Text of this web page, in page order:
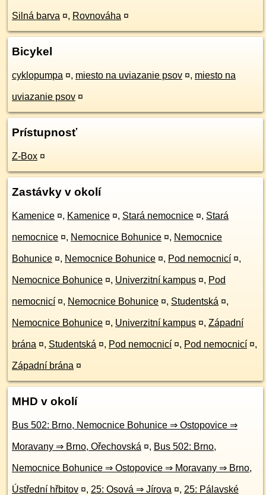
Silná barva ¤, Rovnováha ¤
Bicykel
cyklopumpa ¤, miesto na uviazanie psov ¤, miesto na
uviazanie psov ¤
Prístupnosť
Z-Box ¤
Zastávky v okolí
Kamenice ¤, Kamenice ¤, Stará nemocnice ¤, Stará
nemocnice ¤, Nemocnice Bohunice ¤, Nemocnice
Bohunice ¤, Nemocnice Bohunice ¤, Pod nemocnicí ¤,
Nemocnice Bohunice ¤, Univerzitní kampus ¤, Pod
nemocnicí ¤, Nemocnice Bohunice ¤, Studentská ¤,
Nemocnice Bohunice ¤, Univerzitní kampus ¤, Západní
brána ¤, Studentská ¤, Pod nemocnicí ¤, Pod nemocnicí ¤,
Západní brána ¤
MHD v okolí
Bus 502: Brno, Nemocnice Bohunice ⇒ Ostopovice ⇒
Moravany ⇒ Brno, Ořechovská ¤, Bus 502: Brno,
Nemocnice Bohunice ⇒ Ostopovice ⇒ Moravany ⇒ Brno,
Ústřední hřbitov ¤, 25: Osová ⇒ Jírova ¤, 25: Pálavské